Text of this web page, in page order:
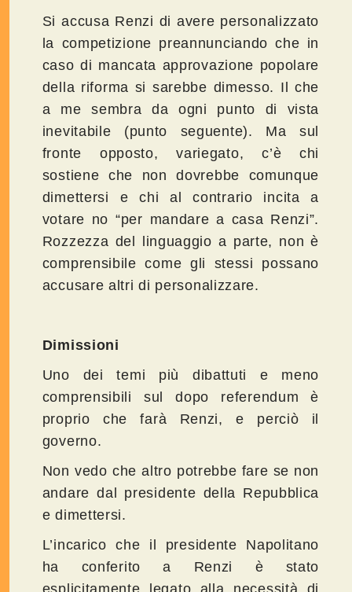
Si accusa Renzi di avere personalizzato
la competizione preannunciando che in
caso di mancata approvazione popolare
della riforma si sarebbe dimesso. Il che
a me sembra da ogni punto di vista
inevitabile (punto seguente). Ma sul
fronte opposto, variegato, c’è chi
sostiene che non dovrebbe comunque
dimettersi e chi al contrario incita a
votare no “per mandare a casa Renzi”.
Rozzezza del linguaggio a parte, non è
comprensibile come gli stessi possano
accusare altri di personalizzare.
Dimissioni
Uno dei temi più dibattuti e meno
comprensibili sul dopo referendum è
proprio che farà Renzi, e perciò il
governo.
Non vedo che altro potrebbe fare se non
andare dal presidente della Repubblica
e dimettersi.
L’incarico che il presidente Napolitano
ha conferito a Renzi è stato
esplicitamente legato alla necessità di